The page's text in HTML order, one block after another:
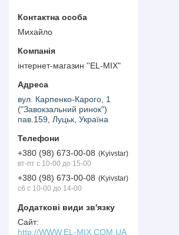
Михайло
інтернет-магазин ''EL-MIX"
вул. Карпенко-Карого, 1
("Завокзальний ринок")
пав.159, Луцьк, Україна
+380 (98) 673-00-08
Kyivstar
вт-пт с 10-00 до 15-00
+380 (98) 673-00-08
Kyivstar
сб с 10-00 до 14-00
http://WWW.EL-MIX.COM.UA